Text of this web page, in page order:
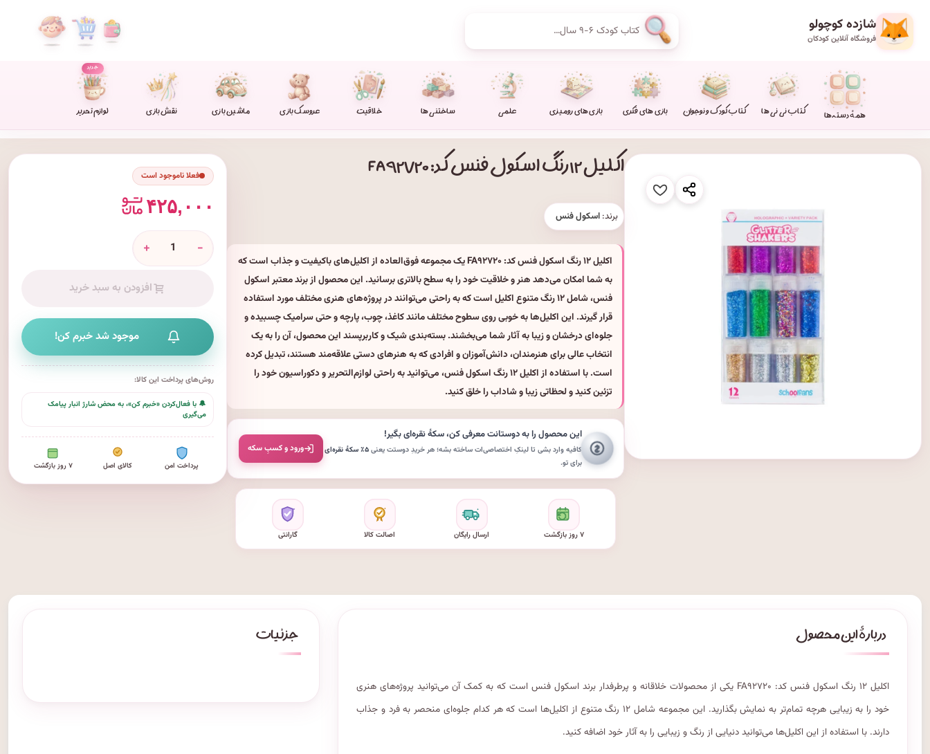
شازده کوچولو
فروشگاه آنلاین کودکان
همهٔ دسته‌ها کتاب نی نی ها کتاب کودک و نوجوان بازی های فکری بازی های رومیزی علمی ساختنی ها خلاقیت عروسک بازی ماشین بازی نقش بازی لوازم تحریر
جدید
اکلیل ۱۲ رنگ اسکول فنس کد: FA۹۲۷۲۰
برند: اسکول فنس
اکلیل ۱۲ رنگ اسکول فنس کد: FA۹۲۷۲۰ یک مجموعه فوق‌العاده از اکلیل‌های باکیفیت و جذاب است که
به شما امکان می‌دهد هنر و خلاقیت خود را به سطح بالاتری برسانید. این محصول از برند معتبر اسکول
فنس، شامل ۱۲ رنگ متنوع اکلیل است که به راحتی می‌توانند در پروژه‌های هنری مختلف مورد استفاده
قرار گیرند. این اکلیل‌ها به خوبی روی سطوح مختلف مانند کاغذ، چوب، پارچه و حتی سرامیک چسبیده و
جلوه‌ای درخشان و زیبا به آثار شما می‌بخشند. بسته‌بندی شیک و کاربرپسند این محصول، آن را به یک
انتخاب عالی برای هنرمندان، دانش‌آموزان و افرادی که به هنرهای دستی علاقه‌مند هستند، تبدیل کرده
است. با استفاده از اکلیل ۱۲ رنگ اسکول فنس، می‌توانید به راحتی لوازم‌التحریر و دکوراسیون خود را
تزئین کنید و لحظاتی زیبا و شاداب را خلق کنید.
این محصول را به دوستانت معرفی کن،سکهٔ نقره‌ایبگیر!
کافیه وارد بشی تا لینکِ اختصاصی‌ات ساخته بشه؛ هر خریدِ دوستت یعنی۵٪ سکهٔ نقره‌ای
برای تو.
ورود و کسبِ سکه
۷ روز بازگشت ارسال رایگان اصالت کالا گارانتی
فعلا ناموجود است
۴۲۵,۰۰۰
-
+
افزودن به سبد خرید
موجود شد خبرم کن!
روش‌های پرداخت این کالا:
🔔 با فعال‌کردن «خبرم کن»، به محض شارژ انبار پیامک
می‌گیری
پرداخت امن کالای اصل ۷ روز بازگشت
اکلیل ۱۲ رنگ اسکول فنس کد: FA۹۲۷۲۰ یکی از محصولات خلاقانه و پرطرفدار برند اسکول فنس است که به کمک آن می‌توانید پروژه‌های هنری
خود را به زیبایی هرچه تمام‌تر به نمایش بگذارید. این مجموعه شامل ۱۲ رنگ متنوع از اکلیل‌ها است که هر کدام جلوه‌ای منحصر به فرد و جذاب
دارند. با استفاده از این اکلیل‌ها می‌توانید دنیایی از رنگ و زیبایی را به آثار خود اضافه کنید.